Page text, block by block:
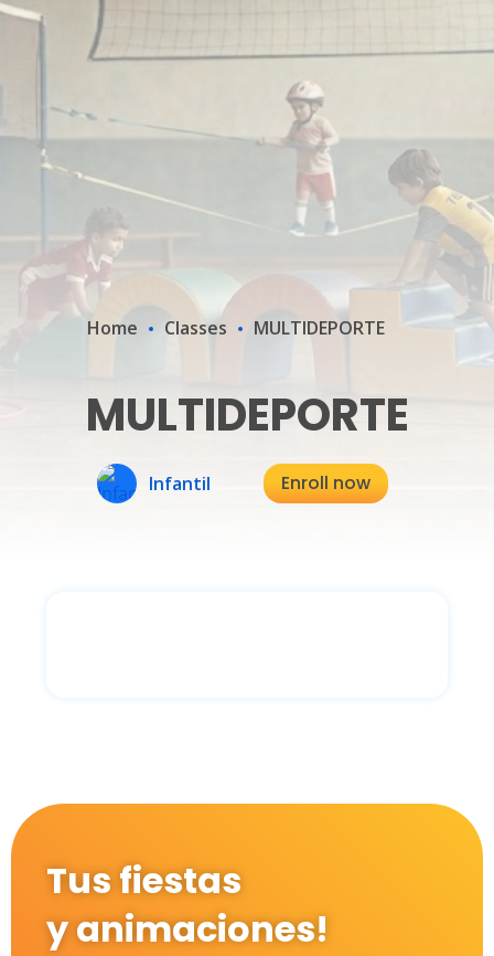
Home Classes MULTIDEPORTE
MULTIDEPORTE
Infantil Enroll now
Tus fiestas
y animaciones!